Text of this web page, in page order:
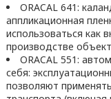
ORACAL 641:
аппликационная
использоваться как
производстве
ORACAL 551:
себя:
позволяют